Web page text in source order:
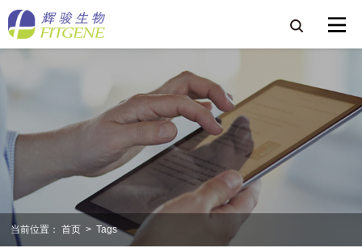
当前位置： 首页 > Tags